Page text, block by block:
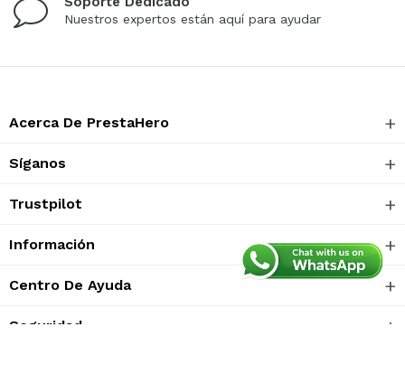
Nuestros expertos están aquí para ayudar
Acerca De PrestaHero
Síganos
Trustpilot
Información
Centro De Ayuda
Seguridad